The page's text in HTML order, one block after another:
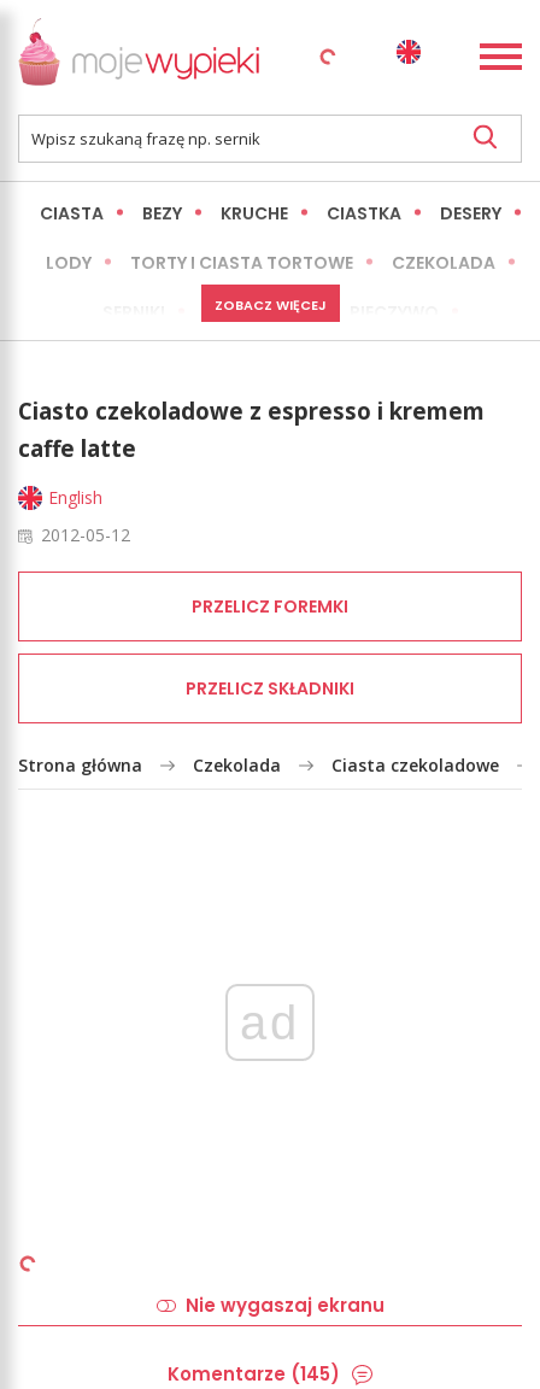
CIASTA BEZY KRUCHE CIASTKA DESERY
LODY TORTY I CIASTA TORTOWE CZEKOLADA
MINI WYPIEKI
LŻEJSZE / ZDROWSZE INNE
ZOBACZ WIĘCEJ
Ciasto czekoladowe z espresso i kremem
caffe latte
English
2012-05-12
PRZELICZ FOREMKI
PRZELICZ SKŁADNIKI
Strona główna Czekolada Ciasta czekoladowe
ad
Nie wygaszaj ekranu
Komentarze (145)